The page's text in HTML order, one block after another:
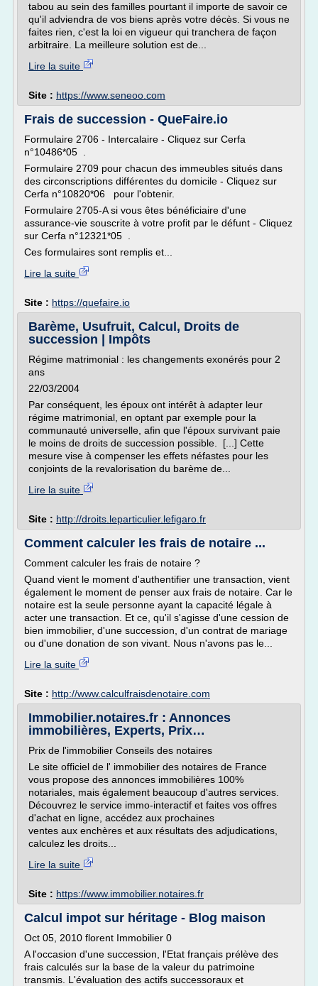
tabou au sein des familles pourtant il importe de savoir ce
qu'il adviendra de vos biens après votre décès. Si vous ne
faites rien, c'est la loi en vigueur qui tranchera de façon
arbitraire. La meilleure solution est de...
Lire la suite
Site : https://www.seneoo.com
Frais de succession - QueFaire.io
Formulaire 2706 - Intercalaire - Cliquez sur Cerfa
n°10486*05 .
Formulaire 2709 pour chacun des immeubles situés dans
des circonscriptions différentes du domicile - Cliquez sur
Cerfa n°10820*06 pour l'obtenir.
Formulaire 2705-A si vous êtes bénéficiaire d'une
assurance-vie souscrite à votre profit par le défunt - Cliquez
sur Cerfa n°12321*05 .
Ces formulaires sont remplis et...
Lire la suite
Site : https://quefaire.io
Barème, Usufruit, Calcul, Droits de
succession | Impôts
Régime matrimonial : les changements exonérés pour 2
ans
22/03/2004
Par conséquent, les époux ont intérêt à adapter leur
régime matrimonial, en optant par exemple pour la
communauté universelle, afin que l'époux survivant paie
le moins de droits de succession possible. [...] Cette
mesure vise à compenser les effets néfastes pour les
conjoints de la revalorisation du barème de...
Lire la suite
Site : http://droits.leparticulier.lefigaro.fr
Comment calculer les frais de notaire ...
Comment calculer les frais de notaire ?
Quand vient le moment d'authentifier une transaction, vient
également le moment de penser aux frais de notaire. Car le
notaire est la seule personne ayant la capacité légale à
acter une transaction. Et ce, qu'il s'agisse d'une cession de
bien immobilier, d'une succession, d'un contrat de mariage
ou d'une donation de son vivant. Nous n'avons pas le...
Lire la suite
Site : http://www.calculfraisdenotaire.com
Immobilier.notaires.fr : Annonces
immobilières, Experts, Prix…
Prix de l'immobilier Conseils des notaires
Le site officiel de l' immobilier des notaires de France
vous propose des annonces immobilières 100%
notariales, mais également beaucoup d'autres services.
Découvrez le service immo-interactif et faites vos offres
d'achat en ligne, accédez aux prochaines
ventes aux enchères et aux résultats des adjudications,
calculez les droits...
Lire la suite
Site : https://www.immobilier.notaires.fr
Calcul impot sur héritage - Blog maison
Oct 05, 2010 florent Immobilier 0
A l'occasion d'une succession, l'Etat français prélève des
frais calculés sur la base de la valeur du patrimoine
transmis. L'évaluation des actifs successoraux et